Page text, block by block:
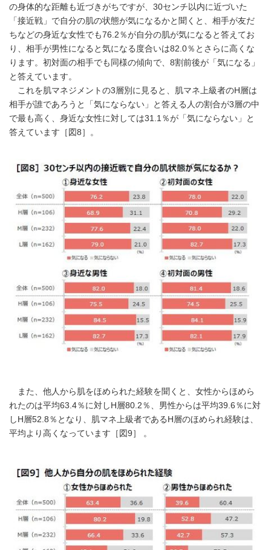
の身体的な距離も近づきがちですが、30センチ以内に近づいた
「接近戦」で自分の肌の状態が気になるかと聞くと、相手が友だ
ちなどの身近な女性でも76.2％が自分の肌が気になると答えてお
り、相手が男性になると気になる度合いは82.0％とさらに高くな
ります。初対面の相手でも同様の傾向で、8割前後が「気になる」
と答えています。
これを肌マネジメントの3層別に見ると、肌マネ上級者のH層は
相手が誰であろうと「気にならない」と答える人の割合が3層の中
で最も高く、身近な女性に対しては31.1％が「気にならない」と
答えています［図8］。
また、他人から肌をほめられた経験を聞くと、女性からほめら
れたのは平均63.4％に対しH層80.2％、男性からは平均39.6％に対
しH層52.8％となり、肌マネ上級者であるH層のほめられ経験は、
平均より高くなっています［図9］ 。